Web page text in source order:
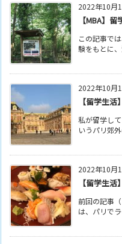
2022年10月
【MBA】
この記事で
験をもとに
2022年10月
【留学生
私が留学し
いうパリ郊
2022年10月
【留学生
前回の記事
は、パリで